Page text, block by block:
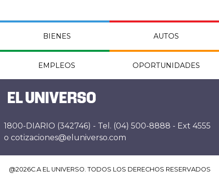
BIENES AUTOS
EMPLEOS OPORTUNIDADES
1800-DIARIO (342746) - Tel. (04) 500-8888 - Ext 4555
o cotizaciones@eluniverso.com
@2026C.A EL UNIVERSO. TODOS LOS DERECHOS RESERVADOS